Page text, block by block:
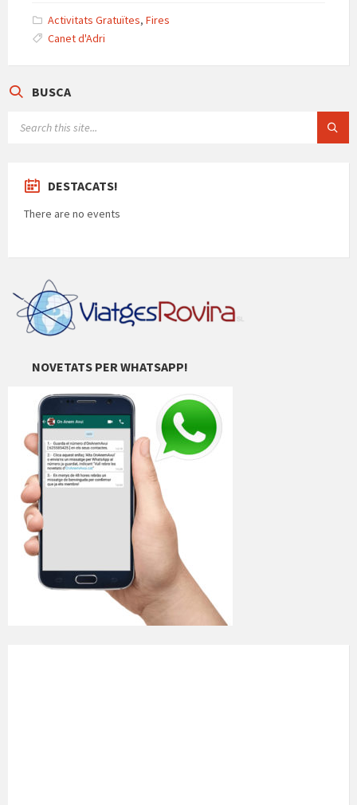
p
p
o
k
m
p
te
Activitats Gratuïtes, Fires
Canet d'Adri
BUSCA
DESTACATS!
There are no events
NOVETATS PER WHATSAPP!